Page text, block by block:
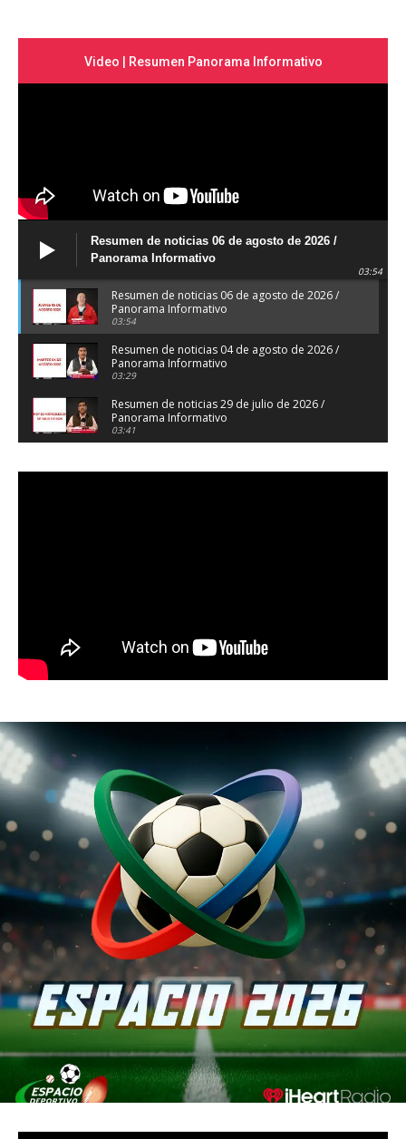
Video | Resumen Panorama Informativo
Resumen de noticias 06 de agosto de 2026 /
Panorama Informativo
03:54
Resumen de noticias 06 de agosto de 2026 /
Panorama Informativo
03:54
Resumen de noticias 04 de agosto de 2026 /
Panorama Informativo
03:29
Resumen de noticias 29 de julio de 2026 /
Panorama Informativo
03:41
Panorama Informativo